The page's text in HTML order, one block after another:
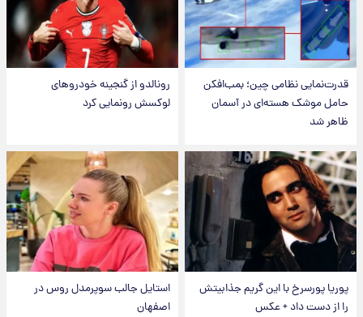
قدرت‌نمایی نظامی چین؛ بمب‌افکن
حامل موشک هسته‌ای در آسمان
ظاهر شد
رونالدو از گنجینه خودروهای
لوکسش رونمایی کرد
پوریا پورسرخ با این گریم جذابیتش
را از دست داد + عکس
استایل جالب سوپرمدل روس در
اصفهان